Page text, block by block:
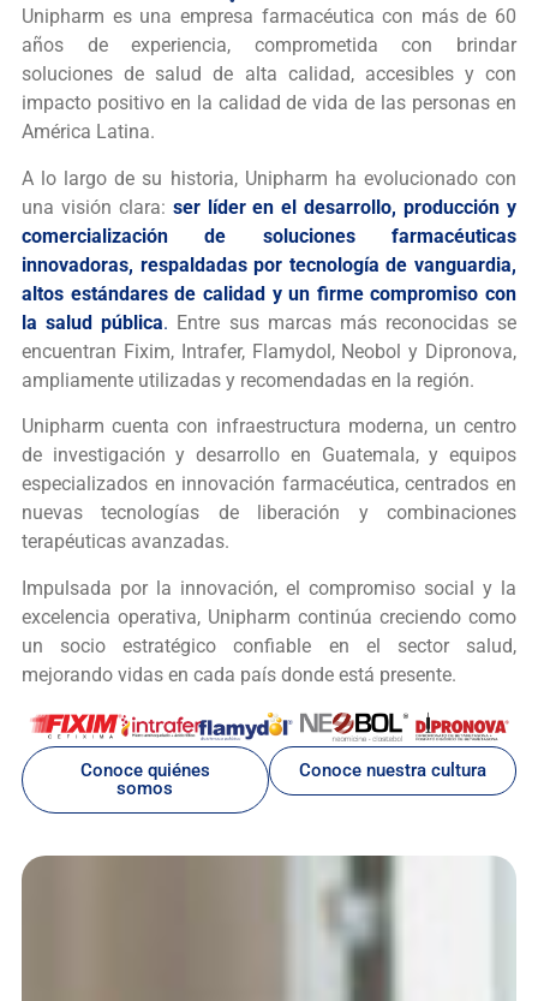
Unipharm es una empresa farmacéutica con más de 60
años de experiencia, comprometida con brindar
soluciones de salud de alta calidad, accesibles y con
impacto positivo en la calidad de vida de las personas en
América Latina.
A lo largo de su historia, Unipharm ha evolucionado con
una visión clara: ser líder en el desarrollo, producción y
comercialización de soluciones farmacéuticas
innovadoras, respaldadas por tecnología de vanguardia,
altos estándares de calidad y un firme compromiso con
la salud pública. Entre sus marcas más reconocidas se
encuentran Fixim, Intrafer, Flamydol, Neobol y Dipronova,
ampliamente utilizadas y recomendadas en la región.
Unipharm cuenta con infraestructura moderna, un centro
de investigación y desarrollo en Guatemala, y equipos
especializados en innovación farmacéutica, centrados en
nuevas tecnologías de liberación y combinaciones
terapéuticas avanzadas.
Impulsada por la innovación, el compromiso social y la
excelencia operativa, Unipharm continúa creciendo como
un socio estratégico confiable en el sector salud,
mejorando vidas en cada país donde está presente.
Conoce quiénes
somos
Conoce nuestra cultura